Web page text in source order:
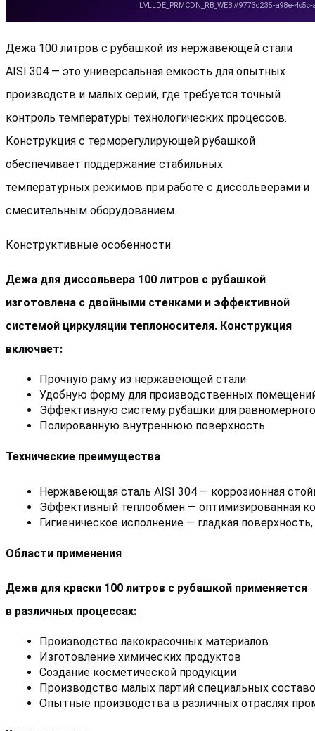
Дежа 100 литров с рубашкой из нержавеющей стали
AISI 304 — это универсальная емкость для опытных
производств и малых серий, где требуется точный
контроль температуры технологических процессов.
Конструкция с терморегулирующей рубашкой
обеспечивает поддержание стабильных
температурных режимов при работе с диссольверами и
смесительным оборудованием.
Конструктивные особенности
Дежа для диссольвера 100 литров с рубашкой
изготовлена с двойными стенками и эффективной
системой циркуляции теплоносителя. Конструкция
включает:
Прочную раму из нержавеющей стали
Удобную форму для производственных
Эффективную систему рубашки для
Полированную внутреннюю поверхность
Технические преимущества
Нержавеющая сталь AISI 304 — коррозионная
Эффективный теплообмен — оптимизированная
Гигиеническое исполнение — гладкая
Области применения
Дежа для краски 100 литров с рубашкой применяется
в различных процессах:
Производство лакокрасочных материалов
Изготовление химических продуктов
Создание косметической продукции
Производство малых партий специальных
Опытные производства в различных отраслях